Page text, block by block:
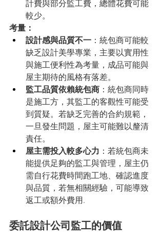
計費與部分監工費，總體花費可能
較少。
考量：
設計感與品質不一 ：統包商可能較
缺乏設計美學專業，主要以實用性
與施工便利性為考量，成品可能與
屋主期待的風格有落差。
監工品質依賴統包商 ：統包商同時
是施工方，其監工的客觀性可能受
到質疑。若缺乏完善的合約規範，
一旦發生問題，屋主可能難以釐清
責任。
屋主需投入較多心力 ：若統包商未
能提供足夠的監工與管理，屋主仍
需自行花費時間跑工地、確認進度
與品質，若無相關經驗，可能導致
返工或額外費用.
委託設計公司監工的價值